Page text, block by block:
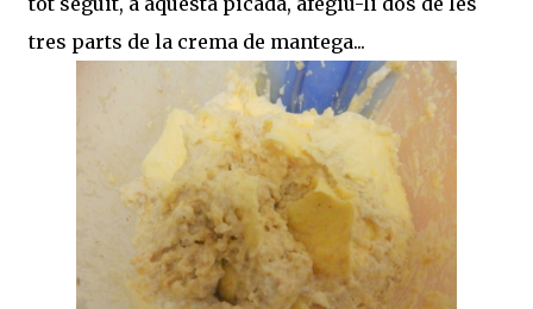
tres parts de la crema de mantega...